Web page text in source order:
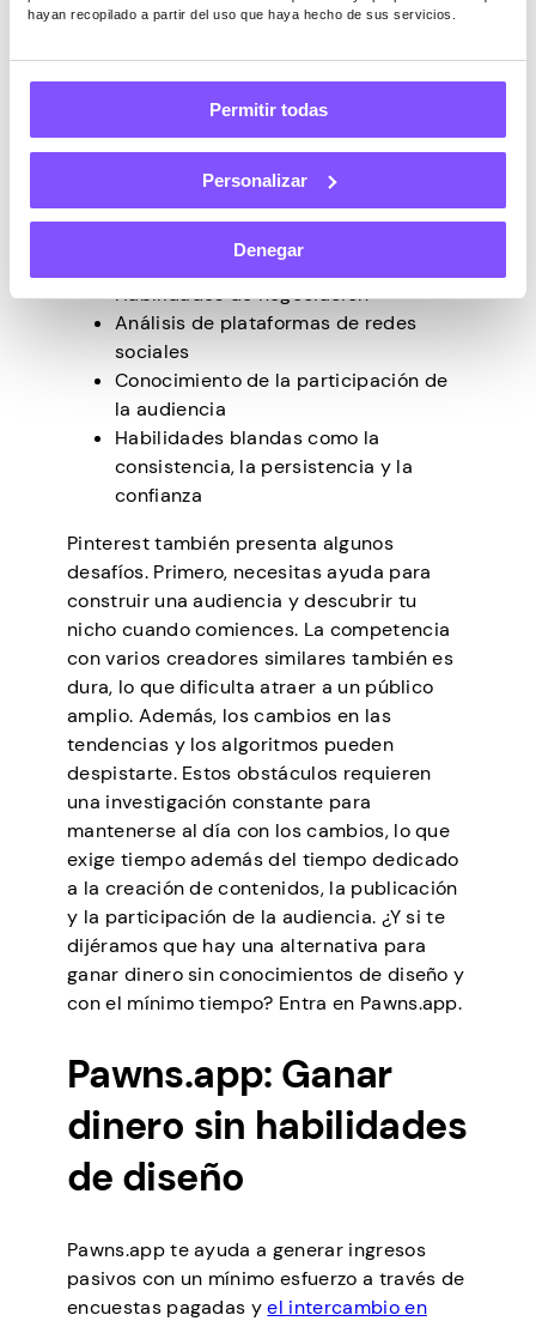
hayan recopilado a partir del uso que haya hecho de sus servicios.
Permitir todas
Personalizar
Denegar
para tener éxito en Pinterest. Es
recopilado una lista de las principales
Fotografía y edición
Habilidades de marketing
Habilidades de venta
Habilidades de negociación
Análisis de plataformas de redes
sociales
Conocimiento de la participación de
la audiencia
Habilidades blandas como la
consistencia, la persistencia y la
confianza
Pinterest también presenta algunos
desafíos. Primero, necesitas ayuda para
construir una audiencia y descubrir tu
nicho cuando comiences. La competencia
con varios creadores similares también es
dura, lo que dificulta atraer a un público
amplio. Además, los cambios en las
tendencias y los algoritmos pueden
despistarte. Estos obstáculos requieren
una investigación constante para
mantenerse al día con los cambios, lo que
exige tiempo además del tiempo dedicado
a la creación de contenidos, la publicación
y la participación de la audiencia. ¿Y si te
dijéramos que hay una alternativa para
ganar dinero sin conocimientos de diseño y
con el mínimo tiempo? Entra en Pawns.app.
Pawns.app: Ganar
dinero sin habilidades
de diseño
Pawns.app te ayuda a generar ingresos
pasivos con un mínimo esfuerzo a través de
encuestas pagadas yel intercambio en